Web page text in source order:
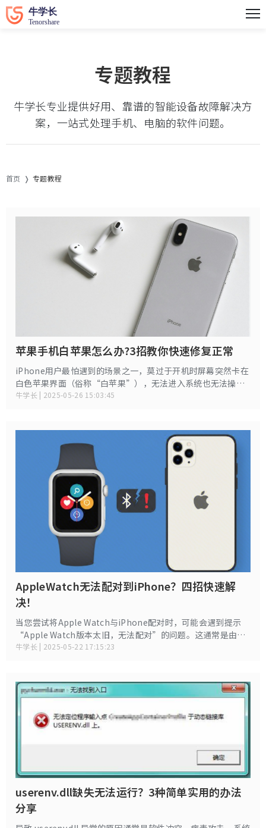
专题教程
牛学长专业提供好用、靠谱的智能设备故障解决方
案，一站式处理手机、电脑的软件问题。
首页 专题教程
苹果手机白苹果怎么办?3招教你快速修复正常
iPhone用户最怕遇到的场景之一，莫过于开机时屏幕突然卡在
白色苹果界面（俗称“白苹果”），无法进入系统也无法操
作。无论是系统升级失败、越狱失误，还是误删系统文件或系
大家分享3种高效解决方法，助你轻松摆脱白苹果困扰！
牛学长 | 2025-05-26 15:03:45
AppleWatch无法配对到iPhone？四招快速解
决！
当您尝试将Apple Watch与iPhone配对时，可能会遇到提示
“Apple Watch版本太旧，无法配对”的问题。这通常是由于
设备之间的系统版本不兼容所致。下面给大家分享4个解决办
牛学长 | 2025-05-22 17:15:23
userenv.dll缺失无法运行？3种简单实用的办法
分享